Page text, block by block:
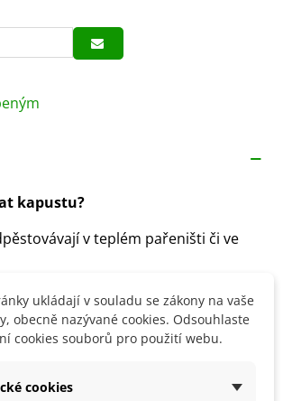
kapustu?
v teplém pařeništi či ve
ledna.
10 dní.
x 50 cm.
středně těžká, hlinitá, s
ukládají v souladu se zákony na vaše
obecně nazývané cookies. Odsouhlaste
cookies souborů pro použití webu.
cookies